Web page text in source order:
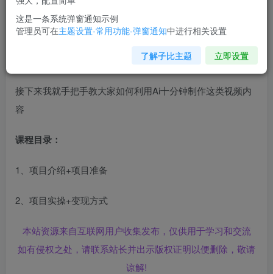
接下来我就手把手教大家如何利用Ai十分钟制作这类视频内
容
课程目录：
1、项目介绍+项目准备
2、项目实操+变现方式
本站资源来自互联网用户收集发布，仅供用于学习和交流
如有侵权之处，请联系站长并出示版权证明以便删除，敬请
谅解!
这是一条系统弹窗通知示例
管理员可在主题设置-常用功能-弹窗通知中进行相关设置
了解子比主题 立即设置